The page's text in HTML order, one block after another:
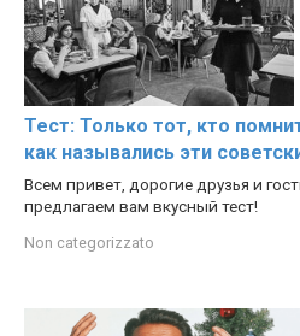
Тест: Только тот, кто
как назывались эти
Всем привет, дорогие друзья и
предлагаем вам вкусный тест!
Non categorizzato